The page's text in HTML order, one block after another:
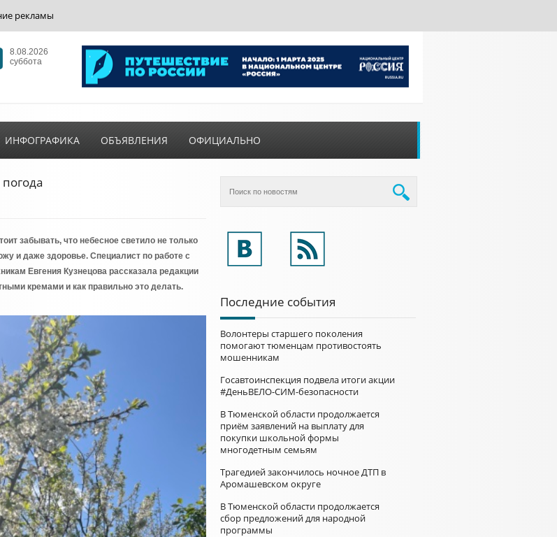
рекламы
8.08.2026
суббота
ИНФОГРАФИКА ОБЪЯВЛЕНИЯ ОФИЦИАЛЬНО
забывать, что небесное светило не только
и даже здоровье. Специалист по работе с
Евгения Кузнецова рассказала редакции
кремами и как правильно это делать.
Последние события
Волонтеры старшего поколения
помогают тюменцам противостоять
мошенникам
Госавтоинспекция подвела итоги акции
#ДеньВЕЛО-СИМ-безопасности
В Тюменской области продолжается
приём заявлений на выплату для
покупки школьной формы
многодетным семьям
Трагедией закончилось ночное ДТП в
Аромашевском округе
В Тюменской области продолжается
сбор предложений для народной
программы